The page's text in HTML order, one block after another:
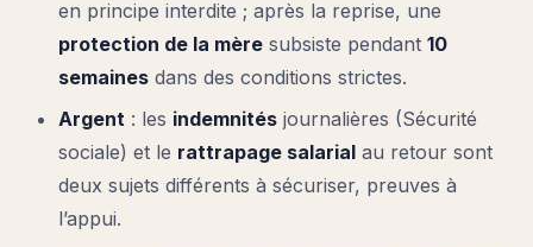
en principe interdite ; après la reprise, une
protection de la mèresubsiste pendant 10
semainesdans des conditions strictes.
Argent: les indemnitésjournalières (Sécurité
sociale) et le rattrapage salarialau retour sont
deux sujets différents à sécuriser, preuves à
l’appui.